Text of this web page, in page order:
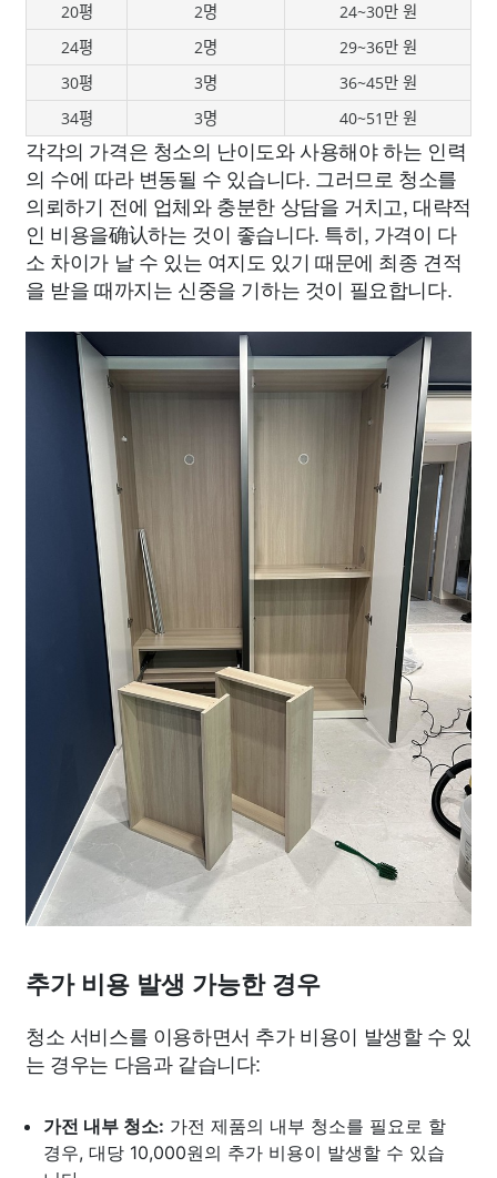
20평
2명
24~30만 원
24평
2명
29~36만 원
30평
3명
36~45만 원
34평
3명 40~51만 원
각각의 가격은 청소의 난이도와 사용해야 하는 인력
의 수에 따라 변동될 수 있습니다. 그러므로 청소를
의뢰하기 전에 업체와 충분한 상담을 거치고, 대략적
인 비용을确认하는 것이 좋습니다. 특히, 가격이 다
소 차이가 날 수 있는 여지도 있기 때문에 최종 견적
을 받을 때까지는 신중을 기하는 것이 필요합니다.
추가 비용 발생 가능한 경우
청소 서비스를 이용하면서 추가 비용이 발생할 수 있
는 경우는 다음과 같습니다:
가전 내부 청소: 가전 제품의 내부 청소를 필요로 할
경우, 대당 10,000원의 추가 비용이 발생할 수 있습